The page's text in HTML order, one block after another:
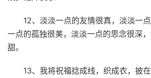
12、淡淡一点的友情很真，淡淡一
一点的孤独很美，淡淡一点的思念很深
甜。
13、我将祝福捻成线，织成衣，披